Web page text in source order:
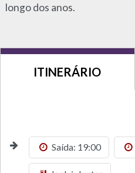
longo dos anos.
ITINERÁRIO
Saída: 19:00